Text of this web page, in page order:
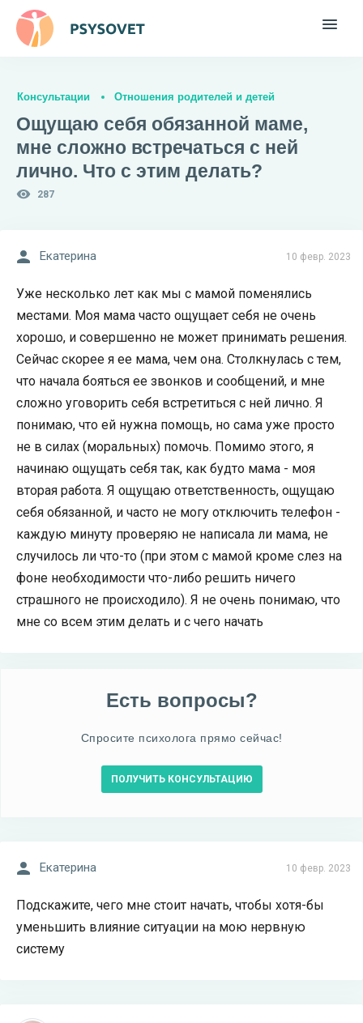
Консультации Отношения родителей и детей
Ощущаю себя обязанной маме,
мне сложно встречаться с ней
лично. Что с этим делать?
287
10 февр. 2023
Екатерина
Уже несколько лет как мы с мамой поменялись
местами. Моя мама часто ощущает себя не очень
хорошо, и совершенно не может принимать решения.
Сейчас скорее я ее мама, чем она. Столкнулась с тем,
что начала бояться ее звонков и сообщений, и мне
сложно уговорить себя встретиться с ней лично. Я
понимаю, что ей нужна помощь, но сама уже просто
не в силах (моральных) помочь. Помимо этого, я
начинаю ощущать себя так, как будто мама - моя
вторая работа. Я ощущаю ответственность, ощущаю
себя обязанной, и часто не могу отключить телефон -
каждую минуту проверяю не написала ли мама, не
случилось ли что-то (при этом с мамой кроме слез на
фоне необходимости что-либо решить ничего
страшного не происходило). Я не очень понимаю, что
мне со всем этим делать и с чего начать
Есть вопросы?
Спросите психолога прямо сейчас!
ПОЛУЧИТЬ КОНСУЛЬТАЦИЮ
10 февр. 2023
Екатерина
Подскажите, чего мне стоит начать, чтобы хотя-бы
уменьшить влияние ситуации на мою нервную
систему